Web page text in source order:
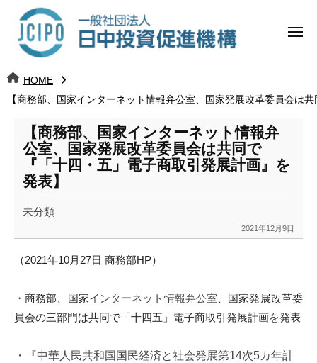
ツ 日
中
投
資
促
機
構
j
c
メ
HOME
【商務部、国家インターネット情報弁公室、国家発展改革委員会は
【商務部、国家インターネット情報弁
公室、国家発展改革委員会は共同で
『「十四・五」電子商取引発展計画』を
発表】
未分類
2021年12月9日
k
n
a
（2021年10月27日 商務部HP）
・商務部、国家インターネット情報弁公室、
国家発展改革委
員会の三部門は共同で「十四五」 電子商取引発展計画を発表
・『 中華人民共和国国民経済と社会発展第14次5カ年計
日
中
資
進
構